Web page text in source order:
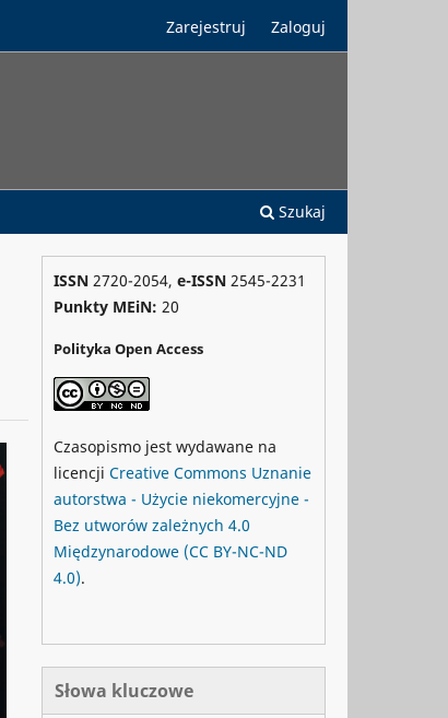
Szukaj
Zarejestruj Zaloguj
ISSN 2720-2054, e-ISSN 2545-2231
Punkty MEiN: 20
Polityka Open Access
Czasopismo jest wydawane na
licencji Creative Commons Uznanie
autorstwa - Użycie niekomercyjne -
Bez utworów zależnych 4.0
Międzynarodowe (CC BY-NC-ND
4.0).
Słowa kluczowe